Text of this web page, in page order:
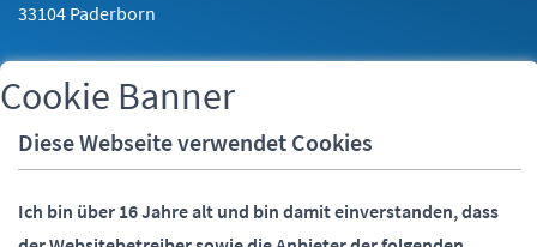
33104 Paderborn
Telefon:05251 88-0
E-Mail:
info@paderborn.de
Cookie Banner
Diese Webseite verwendet Cookies
Ich bin über 16 Jahre alt und bin damit einverstanden, dass